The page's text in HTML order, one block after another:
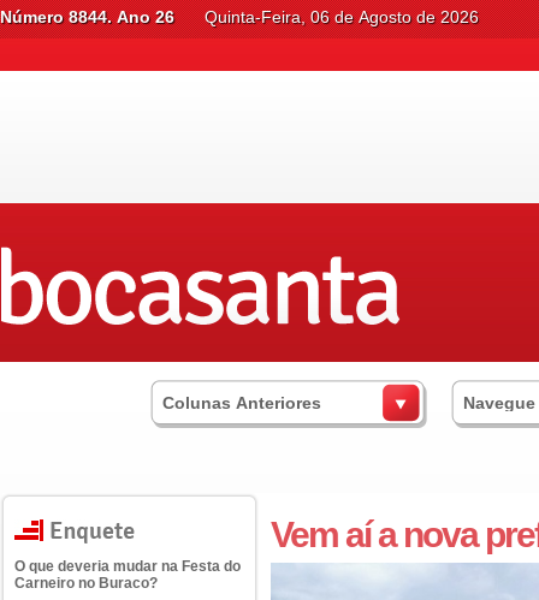
Número 8844. Ano 26 Quinta-Feira, 06 de Agosto de 2026
Colunas Anteriores
O que deveria mudar na Festa do
Carneiro no Buraco?
Vem aí a nova